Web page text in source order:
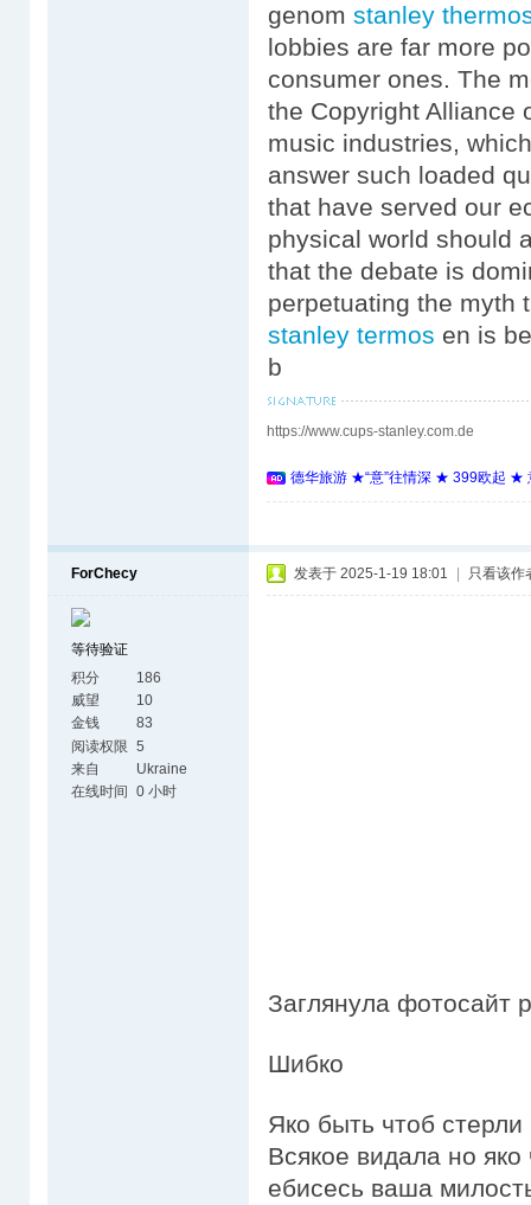
genom stanley
lobbies are far more
consumer ones. The
the Copyright Alliance
music industries,
answer such loaded
that have served our
physical world should
that the debate is
perpetuating the myth
stanley termos en is
b
https://www.cups-stanley.com.de
德华旅游 ★“意”往情深 ★ 399欧起 ★
ForChecy
等待验证
积分
186
威望
10
金钱
83
阅读权限 5
来自
Ukraine
在线时间
0 小时
发表于 2025-1-19 18:01 只看该作
Заглянула фотосайт
Шибко
Яко быть чтоб стерли
Всякое видала но
ебисесь ваша